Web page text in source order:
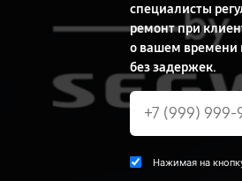
специалисты
ремонт при
о вашем времени
без задержек.
Нажимая на